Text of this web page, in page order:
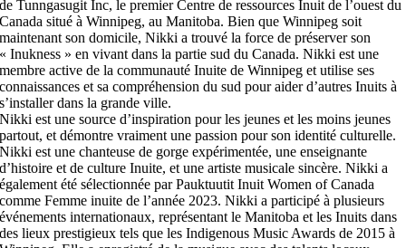
de Tunngasugit Inc, le premier Centre de ressources Inuit de l’ouest du
Canada situé à Winnipeg, au Manitoba. Bien que Winnipeg soit
maintenant son domicile, Nikki a trouvé la force de préserver son
« Inukness » en vivant dans la partie sud du Canada. Nikki est une
membre active de la communauté Inuite de Winnipeg et utilise ses
connaissances et sa compréhension du sud pour aider d’autres Inuits à
s’installer dans la grande ville.
Nikki est une source d’inspiration pour les jeunes et les moins jeunes
partout, et démontre vraiment une passion pour son identité culturelle.
Nikki est une chanteuse de gorge expérimentée, une enseignante
d’histoire et de culture Inuite, et une artiste musicale sincère. Nikki a
également été sélectionnée par Pauktuutit Inuit Women of Canada
comme Femme inuite de l’année 2023. Nikki a participé à plusieurs
événements internationaux, représentant le Manitoba et les Inuits dans
des lieux prestigieux tels que les Indigenous Music Awards de 2015 à